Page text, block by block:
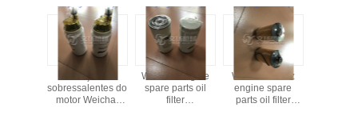
sobressalentes do
motor Weichai
Weichai engine
spare parts oil
filter
Weichai Deutz
engine spare
parts oil filter